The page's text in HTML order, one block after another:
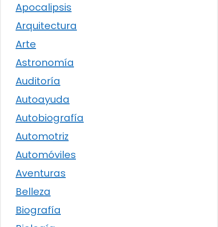
Apocalipsis
Arquitectura
Arte
Astronomía
Auditoría
Autoayuda
Autobiografía
Automotriz
Automóviles
Aventuras
Belleza
Biografía